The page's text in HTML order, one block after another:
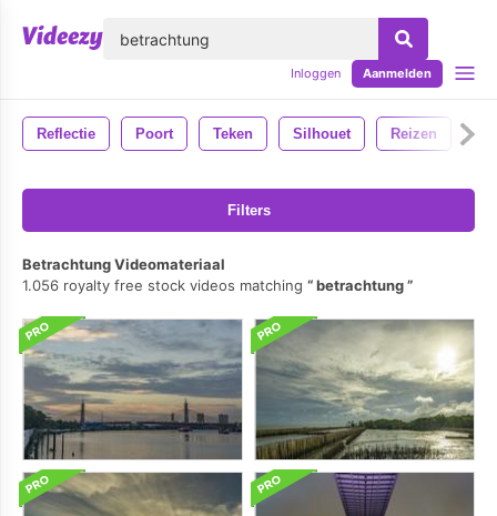
Inloggen Aanmelden
Reflectie Poort Teken Silhouet Reizen
Filters
Betrachtung Videomateriaal
1.056 royalty free stock videos matching
betrachtung